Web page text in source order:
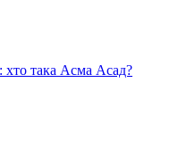
хто така Асма Асад?